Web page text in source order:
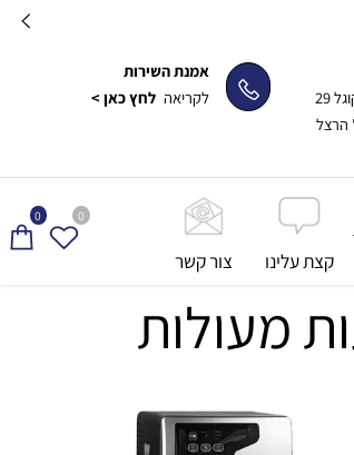
אמנת השירות
לקריאה לחץ כאן >
0 0
קצת עלינו צור קשר
מעולות